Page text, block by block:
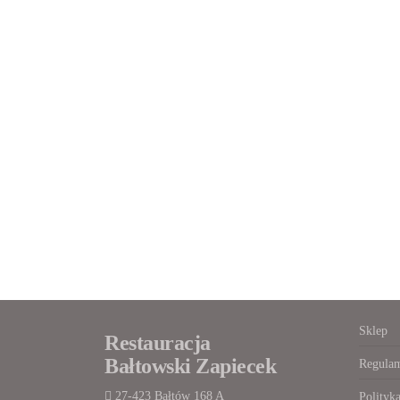
Restauracja
Bałtowski Zapiecek
27-423 Bałtów 168 A
Sklep